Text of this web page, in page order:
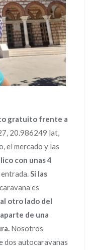
gratuito frente a
20.986249 lat,
el mercado y las
con unas 4
entrada.Si las
es
otro lado del
de una
Nosotros
dos autocaravanas